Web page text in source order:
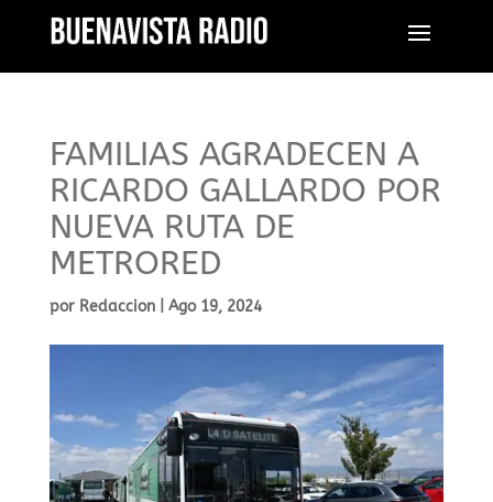
FAMILIAS AGRADECEN A
RICARDO GALLARDO POR
NUEVA RUTA DE
METRORED
por Redaccion| Ago 19, 2024